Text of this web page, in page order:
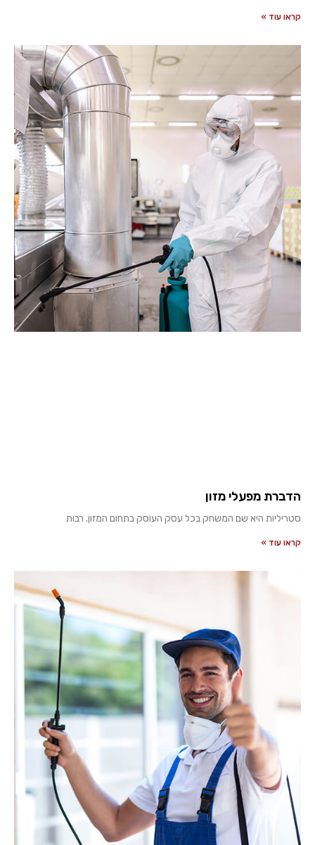
קראו עוד »
הדברת מפעלי מזון
סטריליות היא שם המשחק בכל עסק העוסק בתחום המזון. רבות
קראו עוד »